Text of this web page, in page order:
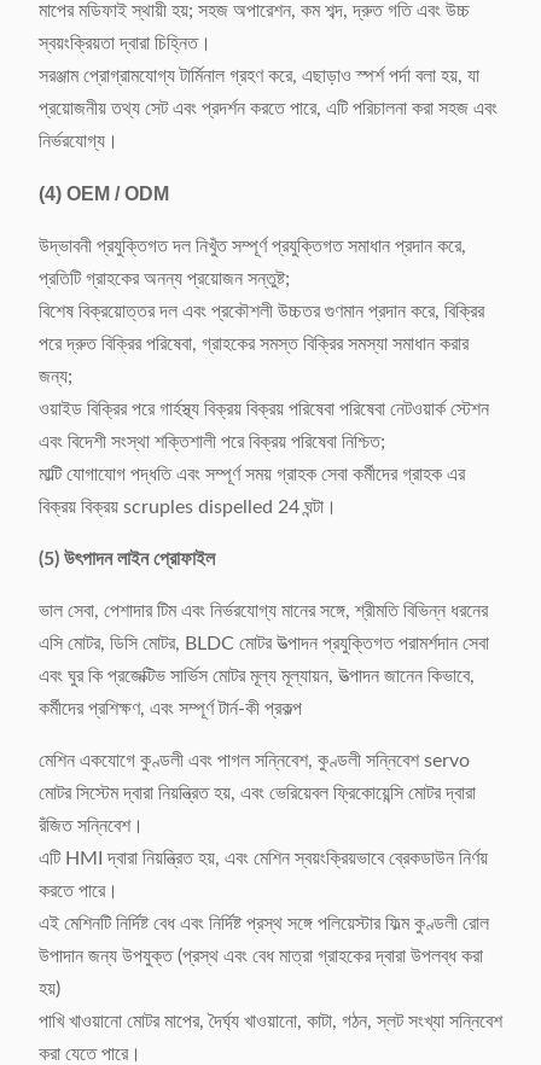
মাপের মডিফাই স্থায়ী হয়; সহজ অপারেশন, কম শব্দ, দ্রুত গতি এবং উচ্চ
স্বয়ংক্রিয়তা দ্বারা চিহ্নিত।
সরঞ্জাম প্রোগ্রামযোগ্য টার্মিনাল গ্রহণ করে, এছাড়াও স্পর্শ পর্দা বলা হয়, যা
প্রয়োজনীয় তথ্য সেট এবং প্রদর্শন করতে পারে, এটি পরিচালনা করা সহজ এবং
নির্ভরযোগ্য।
(4) OEM / ODM
উদ্ভাবনী প্রযুক্তিগত দল নিখুঁত সম্পূর্ণ প্রযুক্তিগত সমাধান প্রদান করে,
প্রতিটি গ্রাহকের অনন্য প্রয়োজন সন্তুষ্ট;
বিশেষ বিক্রয়োত্তর দল এবং প্রকৌশলী উচ্চতর গুণমান প্রদান করে, বিক্রির
পরে দ্রুত বিক্রির পরিষেবা, গ্রাহকের সমস্ত বিক্রির সমস্যা সমাধান করার
জন্য;
ওয়াইড বিক্রির পরে গার্হস্থ্য বিক্রয় বিক্রয় পরিষেবা পরিষেবা নেটওয়ার্ক স্টেশন
এবং বিদেশী সংস্থা শক্তিশালী পরে বিক্রয় পরিষেবা নিশ্চিত;
মাল্টি যোগাযোগ পদ্ধতি এবং সম্পূর্ণ সময় গ্রাহক সেবা কর্মীদের গ্রাহক এর
বিক্রয় বিক্রয় scruples dispelled 24 ঘন্টা।
(5) উৎপাদন লাইন প্রোফাইল
ভাল সেবা, পেশাদার টিম এবং নির্ভরযোগ্য মানের সঙ্গে, শ্রীমতি বিভিন্ন ধরনের
এসি মোটর, ডিসি মোটর, BLDC মোটর উত্পাদন প্রযুক্তিগত পরামর্শদান সেবা
এবং ঘুর কি প্রজেক্টিভ সার্ভিস মোটর মূল্য মূল্যায়ন, উত্পাদন জানেন কিভাবে,
কর্মীদের প্রশিক্ষণ, এবং সম্পূর্ণ টার্ন-কী প্রকল্প
মেশিন একযোগে কুণ্ডলী এবং পাগল সন্নিবেশ, কুণ্ডলী সন্নিবেশ servo
মোটর সিস্টেম দ্বারা নিয়ন্ত্রিত হয়, এবং ভেরিয়েবল ফ্রিকোয়েন্সি মোটর দ্বারা
রঁজিত সন্নিবেশ।
এটি HMI দ্বারা নিয়ন্ত্রিত হয়, এবং মেশিন স্বয়ংক্রিয়ভাবে ব্রেকডাউন নির্ণয়
করতে পারে।
এই মেশিনটি নির্দিষ্ট বেধ এবং নির্দিষ্ট প্রস্থ সঙ্গে পলিয়েস্টার ফিল্ম কুণ্ডলী রোল
উপাদান জন্য উপযুক্ত (প্রস্থ এবং বেধ মাত্রা গ্রাহকের দ্বারা উপলব্ধ করা
হয়)
পাখি খাওয়ানো মোটর মাপের, দৈর্ঘ্য খাওয়ানো, কাটা, গঠন, স্লট সংখ্যা সন্নিবেশ
করা যেতে পারে।